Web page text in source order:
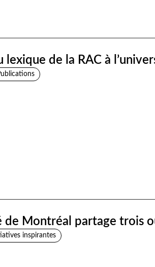
lexique de la RAC à
de Montréal partage trois
inspirantes